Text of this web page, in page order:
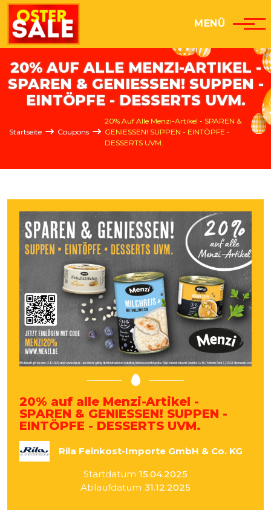
Direkt zum Inhalt
MENÜ
20% AUF ALLE MENZI-ARTIKEL -
SPAREN & GENIESSEN! SUPPEN -
EINTÖPFE - DESSERTS UVM.
Pfadnavigation
Startseite Coupons
20% Auf Alle Menzi-Artikel - SPAREN &
GENIESSEN! SUPPEN - EINTÖPFE -
DESSERTS UVM.
20% auf alle Menzi-Artikel -
SPAREN & GENIESSEN! SUPPEN -
EINTÖPFE - DESSERTS UVM.
Rila Feinkost-Importe GmbH & Co. KG
Startdatum 15.04.2025
Ablaufdatum 31.12.2025